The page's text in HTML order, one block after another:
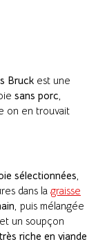
Bruck est une
sans porc,
on en trouvait
sélectionnées,
dans la graisse
, puis mélangée
un soupçon
très riche en viande